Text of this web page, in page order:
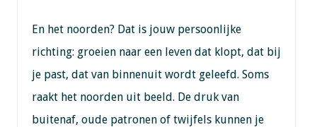
En het noorden? Dat is jouw persoonlijke
richting: groeien naar een leven dat klopt, dat bij
je past, dat van binnenuit wordt geleefd. Soms
raakt het noorden uit beeld. De druk van
buitenaf, oude patronen of twijfels kunnen je